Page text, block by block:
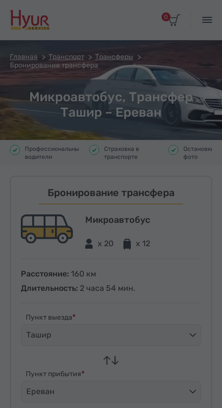
0
Главная Транспорт
Трансферы
Бронирование трансфера
Микроавтобус, Трансфер
Ташир – Ереван
Профессиональные
водители
Страховка в
транспорте
Остановки
фото
Бронирование трансфера
Микроавтобус
x 20 x 12
Расстояние: 160 км
Длительность: 2 часа 54 мин.
Пункт выезда
Ташир
Пункт прибытия
Ереван